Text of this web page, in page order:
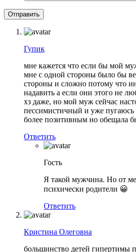
Гупик
мне кажется что если бы мой
мне с одной стороны было бы
стороны и сложно потому что
надавить а если они этого не
хз даже, но мой муж сейчас
пессимистичный и уже пугаюсь
более позитивным но обещала
Ответить
Гость
Я такой мужчина. Но от
психически родители 😀
Ответить
Кристина Олеговна
большинство детей гипертимы